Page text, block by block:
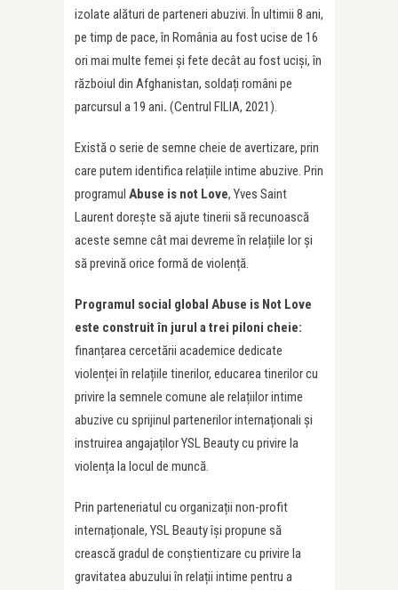
izolate alături de parteneri abuzivi. În ultimii 8 ani,
pe timp de pace, în România au fost ucise de 16
ori mai multe femei și fete decât au fost uciși, în
războiul din Afghanistan, soldați români pe
parcursul a 19 ani. (Centrul FILIA, 2021).
Există o serie de semne cheie de avertizare, prin
care putem identifica relațiile intime abuzive. Prin
programul Abuse is not Love, Yves Saint
Laurent dorește să ajute tinerii să recunoască
aceste semne cât mai devreme în relațiile lor și
să prevină orice formă de violență.
Programul social global Abuse is Not Love
este construit în jurul a trei piloni cheie:
finanțarea cercetării academice dedicate
violenței în relațiile tinerilor, educarea tinerilor cu
privire la semnele comune ale relațiilor intime
abuzive cu sprijinul partenerilor internaționali și
instruirea angajaților YSL Beauty cu privire la
violența la locul de muncă.
Prin parteneriatul cu organizații non-profit
internaționale, YSL Beauty își propune să
crească gradul de conștientizare cu privire la
gravitatea abuzului în relații intime pentru a